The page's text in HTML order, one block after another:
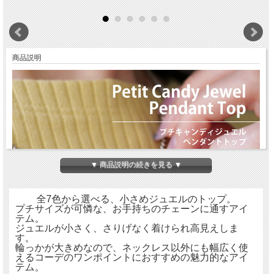
商品説明
▼ 商品説明の続きを見る ▼
全7色から選べる、小さめジュエルのトップ。
プチサイズが可憐な、お手持ちのチェーンに通すアイ
テム。
ジュエルが小さく、さりげなく着けられ高見えしま
す。
輪っかが大きめなので、ネックレス以外にも幅広く使
えるコーデのワンポイントにおすすめの魅力的なアイ
テム。